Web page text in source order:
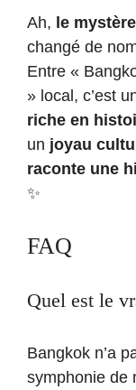
Ah, le
changé de
Entre «
» local, c’est
riche en
un joyau
raconte une
✨
FAQ
Quel est le
Bangkok n’a
symphonie de